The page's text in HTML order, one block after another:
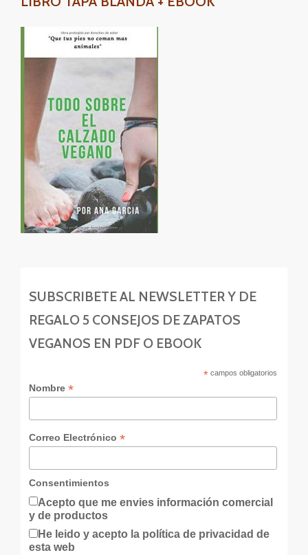
SUBSCRIBETE AL NEWSLETTER Y DE
REGALO 5 CONSEJOS DE ZAPATOS
VEGANOS EN PDF O EBOOK
*campos obligatorios
Nombre *
Correo Electrónico *
Consentimientos
Acepto que me envies información comercial
y de productos
He leido y acepto la política de privacidad de
esta web